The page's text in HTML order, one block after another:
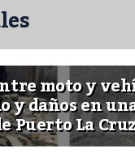
moto y
y daños en
Puerto La